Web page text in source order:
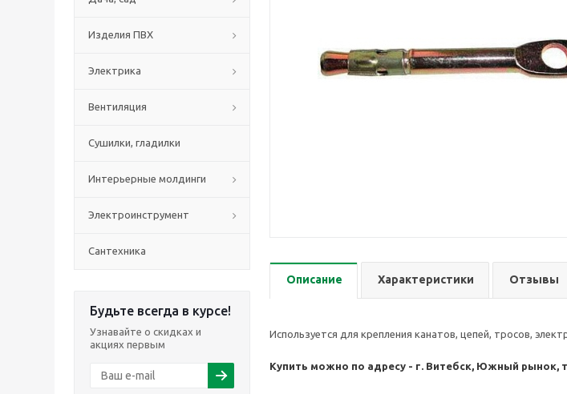
Изделия ПВХ
Электрика
Вентиляция
Сушилки, гладилки
Интерьерные молдинги
Электроинструмент
Сантехника
Будьте всегда в курсе!
Узнавайте о скидках и
акциях первым
Описание Характеристики Отзывы
Используется для крепления канатов, цепей, тросов,
Купить можно по адресу - г. Витебск, Южный рынок,